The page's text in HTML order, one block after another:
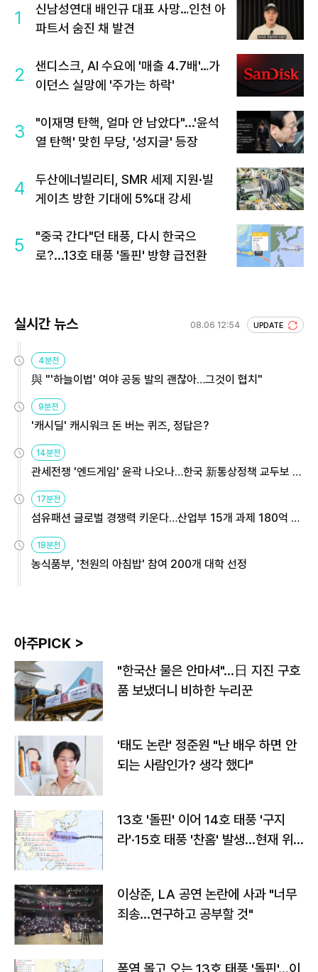
1
신남성연대 배인규 대표 사망…인천 아
파트서 숨진 채 발견
2
샌디스크, AI 수요에 '매출 4.7배'…가
이던스 실망에 '주가는 하락'
3
"이재명 탄핵, 얼마 안 남았다"...'윤석
열 탄핵' 맞힌 무당, '성지글' 등장
4
두산에너빌리티, SMR 세제 지원·빌
게이츠 방한 기대에 5%대 강세
5
"중국 간다"던 태풍, 다시 한국으
로?...13호 태풍 '돌핀' 방향 급전환
실시간 뉴스 08.06 12:54 UPDATE
4분전
與 "'하늘이법' 여야 공동 발의 괜찮아…그것이 협치"
9분전
'캐시딜' 캐시워크 돈 버는 퀴즈, 정답은?
14분전
관세전쟁 '엔드게임' 윤곽 나오나…한국 新통상정책 교두보 활
17분전
섬유패션 글로벌 경쟁력 키운다…산업부 15개 과제 180억 지
18분전
농식품부, '천원의 아침밥' 참여 200개 대학 선정
아주PICK >
"한국산 물은 안마셔"…日 지진 구호
품 보냈더니 비하한 누리꾼
'태도 논란' 정준원 "난 배우 하면 안
되는 사람인가? 생각 했다"
13호 '돌핀' 이어 14호 태풍 '구지
라'·15호 태풍 '찬홈' 발생…현재 위
이상준, LA 공연 논란에 사과 "너무
죄송…연구하고 공부할 것"
폭염 몰고 오는 13호 태풍 '돌핀'…이